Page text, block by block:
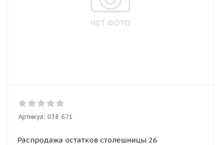
Артикул: 038 671
Распродажа остатков столешницы 26